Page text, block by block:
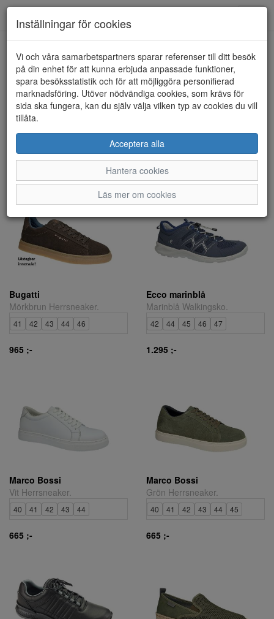
Herr - Promenadskor (216
artiklar)
Sortera efter:
Bugatti
Mörkbrun Herrsneaker.
41 42 43 44 46
965 ;-
Ecco marinblå
Marinblå Walkingsko.
42 44 45 46 47
1.295 ;-
Marco Bossi
Vit Herrsneaker.
40 41 42 43 44
665 ;-
Marco Bossi
Grön Herrsneaker.
40 41 42 43 44 45
665 ;-
Inställningar för cookies
Vi och våra samarbetspartners sparar referenser till ditt besök
på din enhet för att kunna erbjuda anpassade funktioner,
spara besöksstatistik och för att möjliggöra personifierad
marknadsföring. Utöver nödvändiga cookies, som krävs för
sida ska fungera, kan du själv välja vilken typ av cookies du vill
tillåta.
Acceptera alla
Hantera cookies
Läs mer om cookies